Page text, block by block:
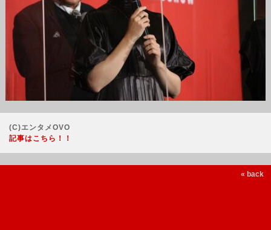
(C)エンタメOVO
記事はこちら！！
« back